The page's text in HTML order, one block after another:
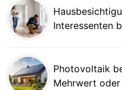
Interessenten
Photovoltaik
Mehrwert